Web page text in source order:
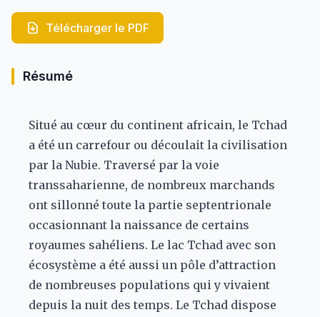
Télécharger le PDF
Résumé
Situé au cœur du continent africain, le Tchad
a été un carrefour ou découlait la civilisation
par la Nubie. Traversé par la voie
transsaharienne, de nombreux marchands
ont sillonné toute la partie septentrionale
occasionnant la naissance de certains
royaumes sahéliens. Le lac Tchad avec son
écosystème a été aussi un pôle d’attraction
de nombreuses populations qui y vivaient
depuis la nuit des temps. Le Tchad dispose